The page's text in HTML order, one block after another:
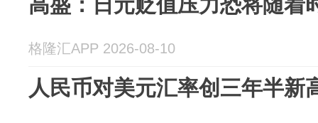
格隆汇APP 2026-08-10
人民币对美元汇率创三年半新